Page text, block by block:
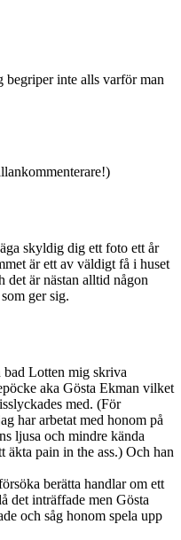
begriper inte alls varför man
skyldig dig ett foto ett år
är ett av väldigt få i huset
är nästan alltid någon
ger sig.
bad Lotten mig skriva
aka Gösta Ekman vilket
med. (För
har arbetat med honom på
ljusa och mindre kända
äkta pain in the ass.) Och han
berätta handlar om ett
det inträffade men Gösta
och såg honom spela upp